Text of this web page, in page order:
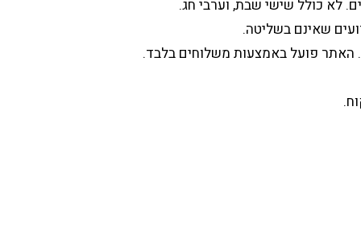
שאינם בשליטה.
האתר פועל באמצעות משלוחים בלבד.